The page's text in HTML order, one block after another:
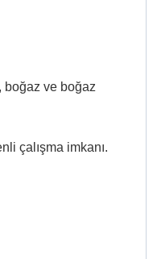
boğaz ve boğaz
çalışma imkanı.